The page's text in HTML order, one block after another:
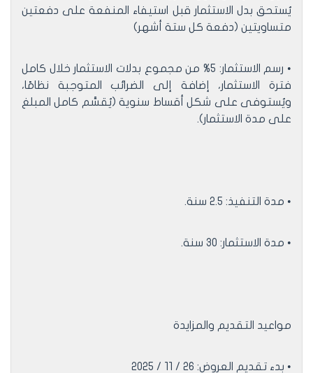
يُستحق بدل الاستثمار قبل استيفاء المنفعة على دفعتين
متساويتين (دفعة كل ستة أشهر)
• رسم الاستثمار: 5% من مجموع بدلات الاستثمار خلال كامل
فترة الاستثمار، إضافة إلى الضرائب المتوجبة نظامًا،
ويُستوفى على شكل أقساط سنوية (يُقسَّم كامل المبلغ
على مدة الاستثمار).
• مدة التنفيذ: 2.5 سنة.
• مدة الاستثمار: 30 سنة.
مواعيد التقديم والمزايدة
• بدء تقديم العروض: 26 / 11 / 2025